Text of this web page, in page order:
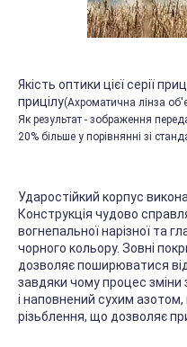
Якість оптики цієї серії
прицілу(Ахроматична лінза
Як результат - зображення
20% більше у порівнянні зі
Ударостійкий корпус
Конструкція чудово
вогнепальної нарізної та
чорного кольору. Зовні
дозволяє поширюватися
завдяки чому процес
і наповнений сухим
різьблення, що дозволяє